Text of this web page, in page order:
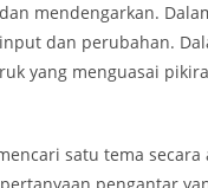
mendengarkan.
dan perubahan.
yang menguasai
satu tema